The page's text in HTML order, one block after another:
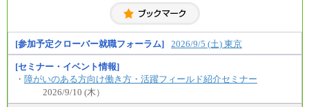
㉑月給185,000 円以上
㉓月給224,500円以上
※全コース共通※ 能力・経験・勤務地などにより
異なります
※試用期間中も給与に変更はございません。
※居住地、年齢により異なります。
※この他に、該当する場合は各種手当が支給されま
す。
※試用期間中も給与に変更はございません
[参加予定クローバー就職フォーラム] 2026/9/5 (土) 東京
[セミナー・イベント情報]
・ 障がいのある方向け働き方・活躍フィールド紹介セミナー
2026/9/10 (木）